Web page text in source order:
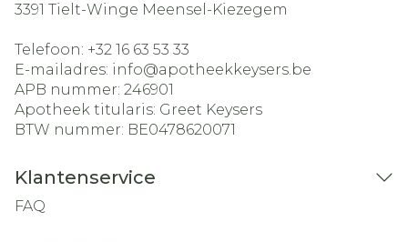
3391 Tielt-Winge Meensel-Kiezegem
Telefoon: +32 16 63 53 33
E-mailadres: info@apotheekkeysers.be
APB nummer: 246901
Apotheek titularis: Greet Keysers
BTW nummer: BE0478620071
Klantenservice
FAQ